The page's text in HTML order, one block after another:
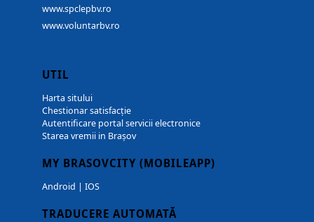
www.spclepbv.ro
www.voluntarbv.ro
UTIL
Harta sitului
Chestionar satisfacție
Autentificare portal servicii electronice
Starea vremii in Brașov
MY BRASOVCITY (MOBILEAPP)
Android | IOS
TRADUCERE AUTOMATĂ